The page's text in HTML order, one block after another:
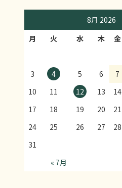
8月 2026
月
火 水 木 金
3
4 5 6 7
10
11 12 13 14
17
18 19 20 21
24
25 26 27 28
31
« 7月